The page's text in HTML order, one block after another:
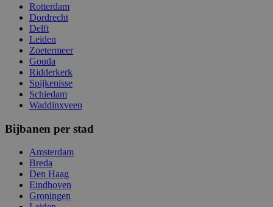
Rotterdam
Dordrecht
Delft
Leiden
Zoetermeer
Gouda
Ridderkerk
Spijkenisse
Schiedam
Waddinxveen
Bijbanen per stad
Amsterdam
Breda
Den Haag
Eindhoven
Groningen